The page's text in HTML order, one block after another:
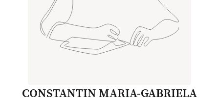
CONSTANTIN MARIA-GABRIELA